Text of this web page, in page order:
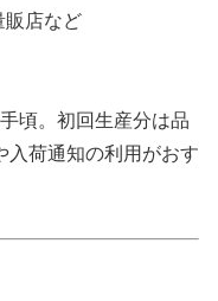
販店など
頃。初回生産分は品
入荷通知の利用がおす